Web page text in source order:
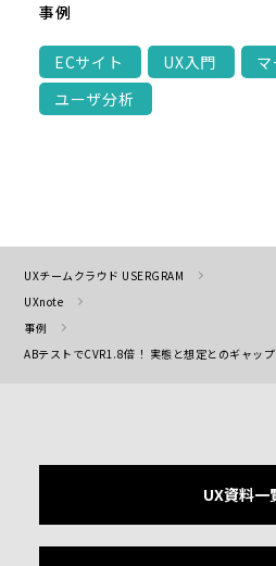
事例
ECサイト UX入門
ユーザ分析
UXチームクラウド USERGRAM
UXnote
事例
ABテストでCVR1.8倍！ 実態と想定とのギャッ
UX資料一